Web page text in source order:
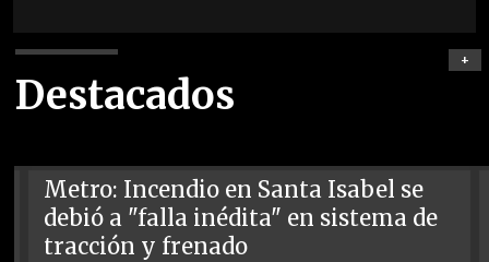
Destacados
+
Metro: Incendio en Santa Isabel se
debió a "falla inédita" en sistema de
tracción y frenado